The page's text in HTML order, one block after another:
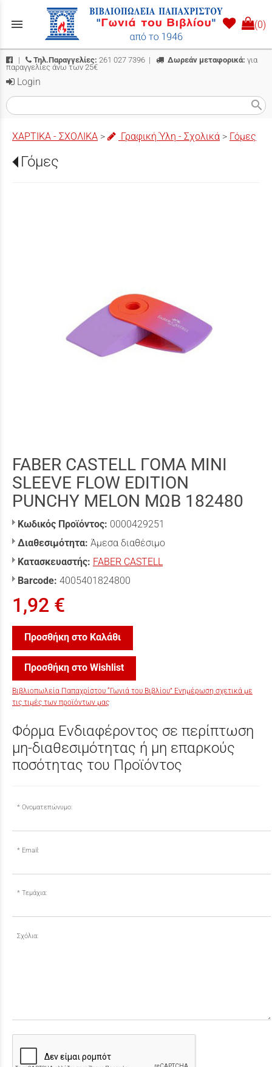
menu (0)
| Τηλ.Παραγγελίες: 261 027 7396 | Δωρεάν μεταφορικά: για
παραγγελίες άνω των 25€
Login
search
ΧΑΡΤΙΚΑ - ΣΧΟΛΙΚΑ > Γραφική Ύλη - Σχολικά > Γόμες
Γόμες
FABER CASTELL ΓΟΜΑ MINI
SLEEVE FLOW EDITION
PUNCHY MELON ΜΩΒ 182480
Κωδικός Προϊόντος: 0000429251
Διαθεσιμότητα: Άμεσα διαθέσιμο
Κατασκευαστής: FABER CASTELL
Barcode: 4005401824800
1,92 €
Προσθήκη στο Καλάθι
Προσθήκη στο Wishlist
Βιβλιοπωλεία Παπαχρίστου “Γωνιά του Βιβλίου” Ενημέρωση σχετικά με
τις τιμές των προϊόντων μας
Φόρμα Ενδιαφέροντος σε περίπτωση
μη-διαθεσιμότητας ή μη επαρκούς
ποσότητας του Προϊόντος
Ονοματεπώνυμο:
Email:
Τεμάχια:
Σχόλια: